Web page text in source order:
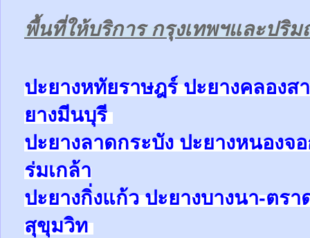
พื้นที่ให้บริการ กรุงเทพฯและปริ
ปะยางหทัยราษฎร์ ปะยางคลองส
ยางมีนบุรี
ปะยางลาดกระบัง ปะยางหนองจ
ร่มเกล้า
ปะยางกิ่งแก้วปะยางบางนา-ตร
สุขุมวิท